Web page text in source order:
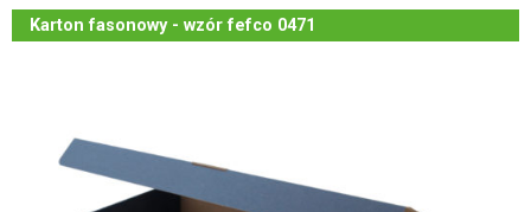
Karton fasonowy - wzór fefco 0471